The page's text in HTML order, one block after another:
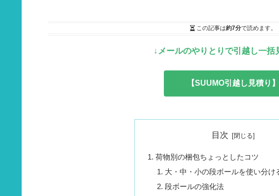
この記事は約7分で読めます。
↓メールのやりとりで引越し一括
【SUUMO引越し見積り】
目次
荷物別の梱包ちょっとしたコツ
大・中・小の段ボールを使い分け
段ボールの強化法